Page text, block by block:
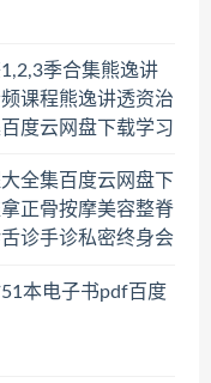
季合集熊逸讲
课程熊逸讲透资治
度云网盘下载学习
全集百度云网盘下
正骨按摩美容整脊
诊手诊私密终身会
本电子书pdf百度